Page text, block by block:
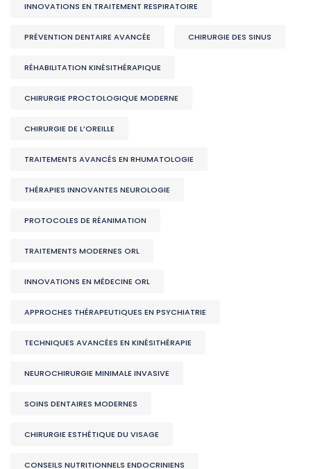
INNOVATIONS EN TRAITEMENT RESPIRATOIRE
PRÉVENTION DENTAIRE AVANCÉE CHIRURGIE DES SINUS
RÉHABILITATION KINÉSITHÉRAPIQUE
CHIRURGIE PROCTOLOGIQUE MODERNE
CHIRURGIE DE L’OREILLE
TRAITEMENTS AVANCÉS EN RHUMATOLOGIE
THÉRAPIES INNOVANTES NEUROLOGIE
PROTOCOLES DE RÉANIMATION
TRAITEMENTS MODERNES ORL
INNOVATIONS EN MÉDECINE ORL
APPROCHES THÉRAPEUTIQUES EN PSYCHIATRIE
TECHNIQUES AVANCÉES EN KINÉSITHÉRAPIE
NEUROCHIRURGIE MINIMALE INVASIVE
SOINS DENTAIRES MODERNES
CHIRURGIE ESTHÉTIQUE DU VISAGE
CONSEILS NUTRITIONNELS ENDOCRINIENS